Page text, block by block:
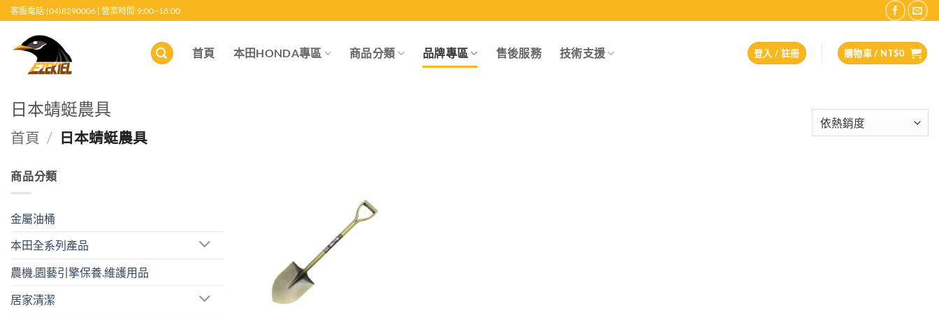
至
客服電話:(04)8290006 | 營業時間:9:00~18:00
首頁 本田HONDA專區 商品分類 品牌專區 售後服務 技術支援 登入 / 註冊 購物車 / NT$0
日本蜻蜓農具
首頁 / 日本蜻蜓農具
商品分類
金屬油桶
本田全系列產品
農機.園藝引擎保養.維護用品
居家清潔
Add to
wishlist